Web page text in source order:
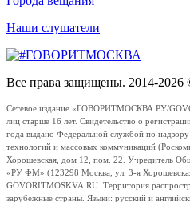
Наши слушатели
Все права защищены. 2014-2026
Сетевое издание «ГОВОРИТМОСКВА.РУ/
лиц старше 16 лет. Свидетельство о
года выдано Федеральной службой по
технологий и массовых коммуникаций
Хорошевская, дом 12, пом. 22. Учредитель
«РУ ФМ» (123298 Москва, ул. 3-я
GOVORITMOSKVA.RU. Территория
зарубежные страны. Языки: русский и